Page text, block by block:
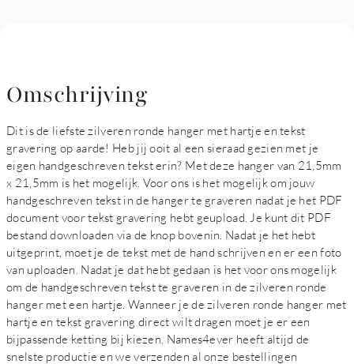
Omschrijving
Dit is de liefste zilveren ronde hanger met hartje en tekst
gravering op aarde! Heb jij ooit al een sieraad gezien met je
eigen handgeschreven tekst erin? Met deze hanger van 21,5mm
x 21,5mm is het mogelijk. Voor ons is het mogelijk om jouw
handgeschreven tekst in de hanger te graveren nadat je het PDF
document voor tekst gravering hebt geupload. Je kunt dit PDF
bestand downloaden via de knop bovenin. Nadat je het hebt
uitgeprint, moet je de tekst met de hand schrijven en er een foto
van uploaden. Nadat je dat hebt gedaan is het voor ons mogelijk
om de handgeschreven tekst te graveren in de zilveren ronde
hanger met een hartje. Wanneer je de zilveren ronde hanger met
hartje en tekst gravering direct wilt dragen moet je er een
bijpassende ketting bij kiezen. Names4ever heeft altijd de
snelste productie en we verzenden al onze bestellingen